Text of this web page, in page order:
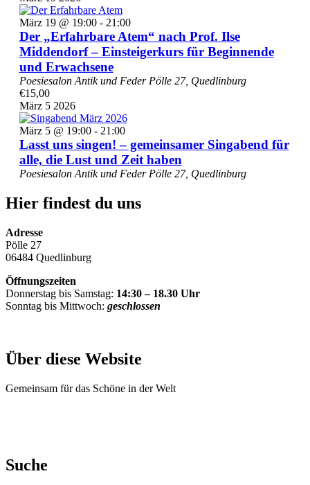
März 19 @ 19:00- 21:00
Der „Erfahrbare Atem“ nach Prof. Ilse
Middendorf – Einsteigerkurs für Beginnende
und Erwachsene
Poesiesalon Antik und Feder Pölle 27, Quedlinburg
€15,00
März 5 2026
März 5 @ 19:00- 21:00
Lasst uns singen! – gemeinsamer Singabend für
alle, die Lust und Zeit haben
Poesiesalon Antik und Feder Pölle 27, Quedlinburg
Hier findest du uns
Adresse
Pölle 27
06484 Quedlinburg
Öffnungszeiten
Donnerstag bis Samstag: 14:30 – 18.30 Uhr
Sonntag bis Mittwoch: geschlossen
Über diese Website
Gemeinsam für das Schöne in der Welt
Suche